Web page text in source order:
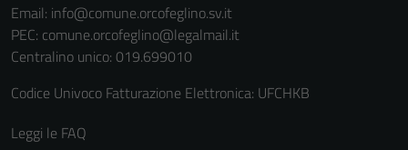
Email: info@comune.orcofeglino.sv.it
PEC: comune.orcofeglino@legalmail.it
Centralino unico: 019.699010
Codice Univoco Fatturazione Elettronica: UFCHKB
Leggi le FAQ